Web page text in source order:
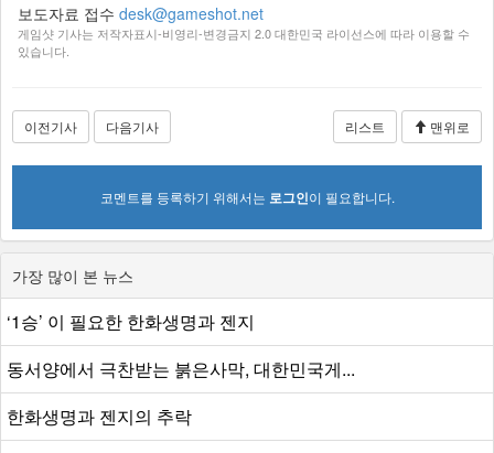
보도자료 접수 desk@gameshot.net
게임샷 기사는 저작자표시-비영리-변경금지 2.0 대한민국 라이선스에 따라 이용할 수
있습니다.
이전기사 다음기사 리스트 맨위로
코멘트를 등록하기 위해서는 로그인이 필요합니다.
가장 많이 본 뉴스
‘1승’ 이 필요한 한화생명과 젠지
동서양에서 극찬받는 붉은사막, 대한민국게...
한화생명과 젠지의 추락